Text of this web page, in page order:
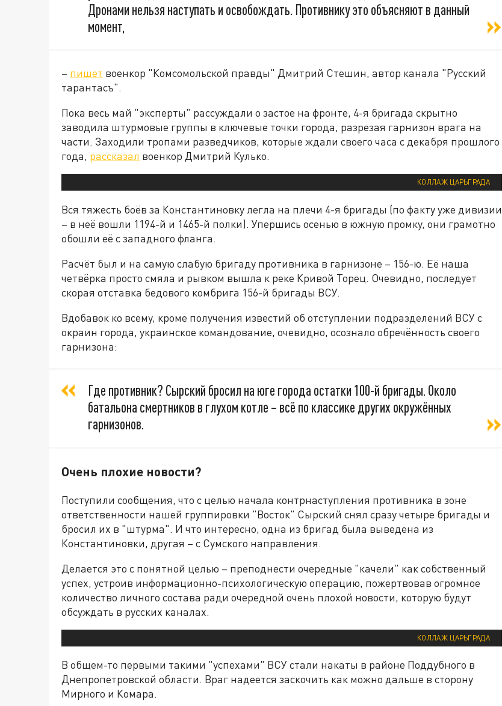
Дронами нельзя наступать и освобождать. Противнику это объясняют в данный
момент,
– пишет военкор "Комсомольской правды" Дмитрий Стешин, автор канала "Русский
тарантасъ".
Пока весь май "эксперты" рассуждали о застое на фронте, 4-я бригада скрытно
заводила штурмовые группы в ключевые точки города, разрезая гарнизон врага на
части. Заходили тропами разведчиков, которые ждали своего часа с декабря прошлого
года, рассказал военкор Дмитрий Кулько.
КОЛЛАЖ ЦАРЬГРАДА
Вся тяжесть боёв за Константиновку легла на плечи 4-я бригады (по факту уже дивизии
– в неё вошли 1194-й и 1465-й полки). Упершись осенью в южную промку, они грамотно
обошли её с западного фланга.
Расчёт был и на самую слабую бригаду противника в гарнизоне – 156-ю. Её наша
четвёрка просто смяла и рывком вышла к реке Кривой Торец. Очевидно, последует
скорая отставка бедового комбрига 156-й бригады ВСУ.
Вдобавок ко всему, кроме получения известий об отступлении подразделений ВСУ с
окраин города, украинское командование, очевидно, осознало обречённость своего
гарнизона:
Где противник? Сырский бросил на юге города остатки 100-й бригады. Около
батальона смертников в глухом котле – всё по классике других окружённых
гарнизонов.
Очень плохие новости?
Поступили сообщения, что с целью начала контрнаступления противника в зоне
ответственности нашей группировки "Восток" Сырский снял сразу четыре бригады и
бросил их в "штурма". И что интересно, одна из бригад была выведена из
Константиновки, другая – с Сумского направления.
Делается это с понятной целью – преподнести очередные "качели" как собственный
успех, устроив информационно-психологическую операцию, пожертвовав огромное
количество личного состава ради очередной очень плохой новости, которую будут
обсуждать в русских каналах.
КОЛЛАЖ ЦАРЬГРАДА
В общем-то первыми такими "успехами" ВСУ стали накаты в районе Поддубного в
Днепропетровской области. Враг надеется заскочить как можно дальше в сторону
Мирного и Комара.